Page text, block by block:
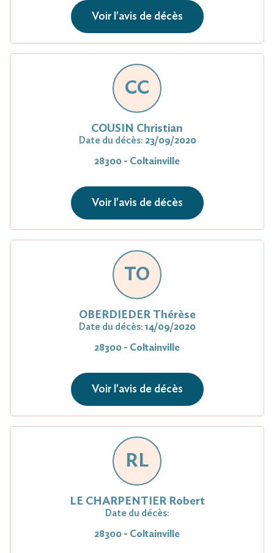
Voir l'avis de décès
CC
COUSIN Christian
Date du décès: 23/09/2020
28300 - Coltainville
Voir l'avis de décès
TO
OBERDIEDER Thérèse
Date du décès: 14/09/2020
28300 - Coltainville
Voir l'avis de décès
RL
LE CHARPENTIER Robert
Date du décès:
28300 - Coltainville